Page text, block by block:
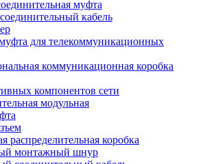
муфта
кабель
для телекоммуникационных
коммуникационная коробка
компонентов сети
модульная
распределительная коробка
монтажный шнур